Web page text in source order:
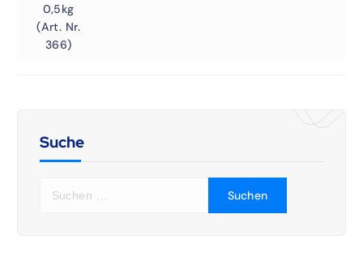
0,5kg
(Art. Nr.
366)
Suche